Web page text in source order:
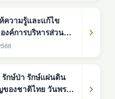
ความรู้และแก้ไข
งค์การบริหารส่วน
ใต้
รักษ์ป่า รักษ์แผ่นดิน
องชาติไทย วันพระ